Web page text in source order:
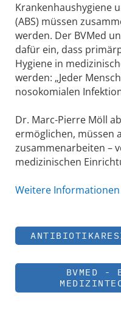
Krankenhaushygiene
(ABS) müssen
werden. Der BVMed
dafür ein, dass
Hygiene in
werden: „Jeder
nosokomialen
Dr. Marc-Pierre Möll
ermöglichen, müssen
zusammenarbeiten –
medizinischen
Weitere
BVMED -